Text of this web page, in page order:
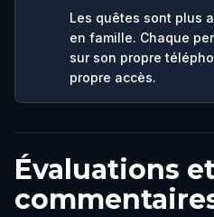
Les quêtes sont plus
en famille. Chaque
sur son propre
propre accès.
Évaluations